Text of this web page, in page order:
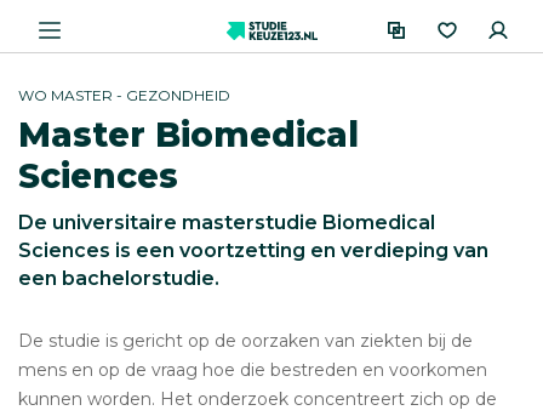
WO MASTER - GEZONDHEID
Master Biomedical
Sciences
De universitaire masterstudie Biomedical
Sciences is een voortzetting en verdieping van
een bachelorstudie.
De studie is gericht op de oorzaken van ziekten bij de
mens en op de vraag hoe die bestreden en voorkomen
kunnen worden. Het onderzoek concentreert zich op de